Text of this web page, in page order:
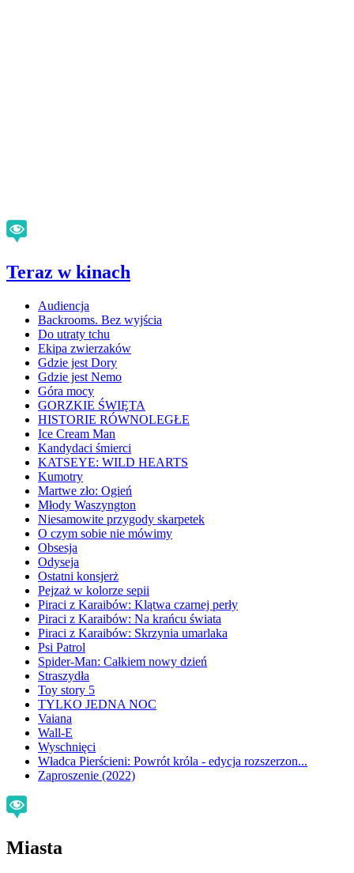
Teraz w kinach
Audiencja
Backrooms. Bez wyjścia
Do utraty tchu
Ekipa zwierzaków
Gdzie jest Dory
Gdzie jest Nemo
Góra mocy
GORZKIE ŚWIĘTA
HISTORIE RÓWNOLEGŁE
Ice Cream Man
Kandydaci śmierci
KATSEYE: WILD HEARTS
Kumotry
Martwe zło: Ogień
Młody Waszyngton
Niesamowite przygody skarpetek
O czym sobie nie mówimy
Obsesja
Odyseja
Ostatni konsjerż
Pejzaż w kolorze sepii
Piraci z Karaibów: Klątwa czarnej perły
Piraci z Karaibów: Na krańcu świata
Piraci z Karaibów: Skrzynia umarlaka
Psi Patrol
Spider-Man: Całkiem nowy dzień
Straszydła
Toy story 5
TYLKO JEDNA NOC
Vaiana
Wall-E
Wyschnięci
Władca Pierścieni: Powrót króla - edycja rozszerzon...
Zaproszenie (2022)
Miasta